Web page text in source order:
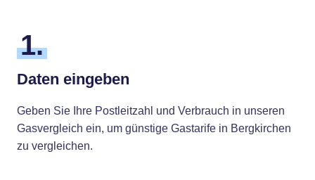
1.
Daten eingeben
Geben Sie Ihre Postleitzahl und Verbrauch in unseren
Gasvergleich ein, um günstige Gastarife in Bergkirchen
zu vergleichen.